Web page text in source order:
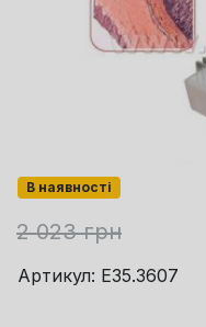
В наявності
2 023 грн
Артикул: E35.3607